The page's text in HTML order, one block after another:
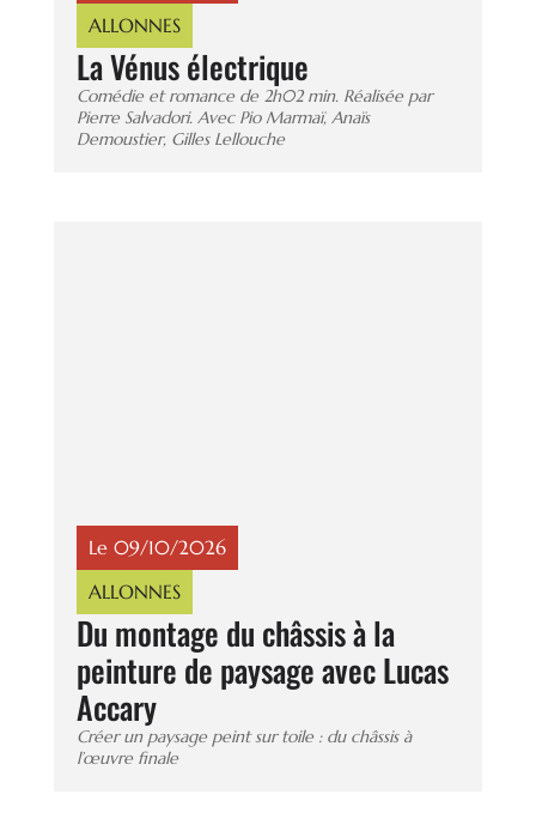
ALLONNES
La Vénus électrique
Comédie et romance de 2h02 min. Réalisée par
Pierre Salvadori. Avec Pio Marmaï, Anaïs
Demoustier, Gilles Lellouche
Le 09/10/2026
ALLONNES
Du montage du châssis à la
peinture de paysage avec Lucas
Accary
Créer un paysage peint sur toile : du châssis à
l’œuvre finale